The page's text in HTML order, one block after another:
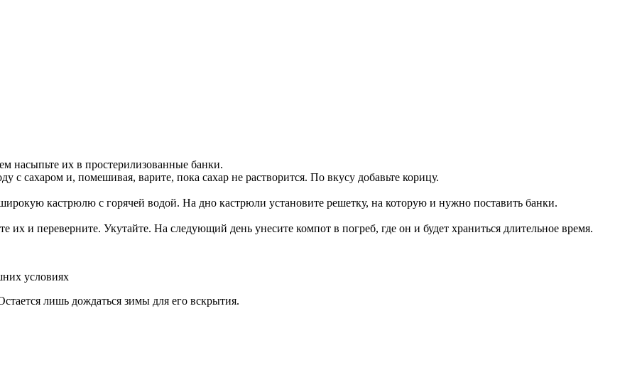
насыпьте их в простерилизованные банки.
с сахаром и, помешивая, варите, пока сахар не растворится. По вкусу добавьте корицу.
кастрюлю с горячей водой. На дно кастрюли установите решетку, на которую и нужно поставить банки.
их и переверните. Укутайте. На следующий день унесите компот в погреб, где он и будет храниться длительное время.
условиях
лишь дождаться зимы для его вскрытия.